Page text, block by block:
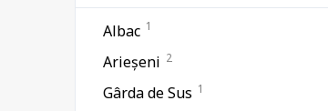
Albac 1
Arieșeni 2
Gârda de Sus 1